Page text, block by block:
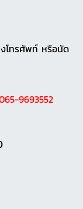
โทรศัพท์ หรือนัด
9693552